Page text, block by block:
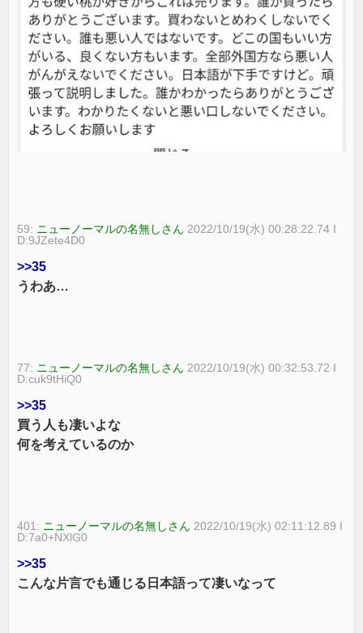
59: ニューノーマルの名無しさん 2022/10/19(水) 00:28:22.74 I
D:9JZete4D0
>>35
うわあ…
77: ニューノーマルの名無しさん 2022/10/19(水) 00:32:53.72 I
D:cuk9tHiQ0
>>35
買う人も凄いよな
何を考えているのか
401: ニューノーマルの名無しさん 2022/10/19(水) 02:11:12.89 I
D:7a0+NXlG0
>>35
こんな片言でも通じる日本語って凄いなって